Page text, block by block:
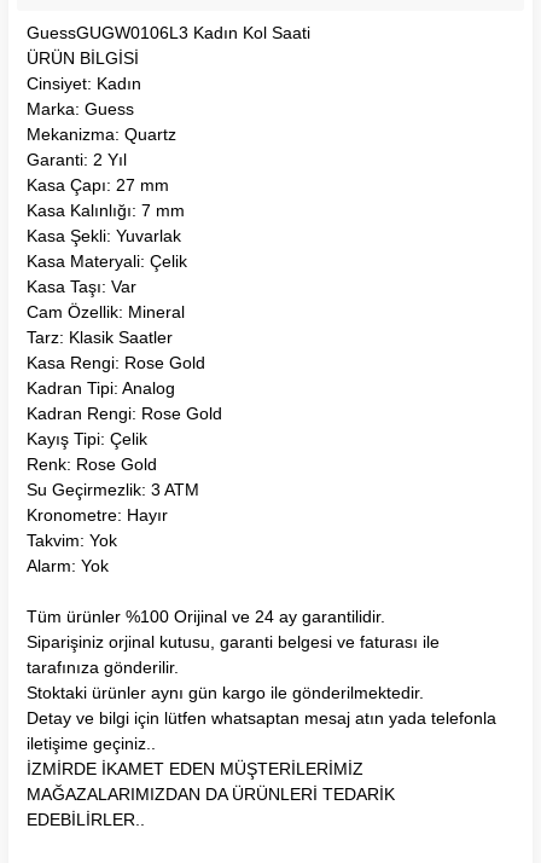
GuessGUGW0106L3 Kadın Kol Saati
ÜRÜN BİLGİSİ
Cinsiyet: Kadın
Marka: Guess
Mekanizma: Quartz
Garanti: 2 Yıl
Kasa Çapı: 27 mm
Kasa Kalınlığı: 7 mm
Kasa Şekli: Yuvarlak
Kasa Materyali: Çelik
Kasa Taşı: Var
Cam Özellik: Mineral
Tarz: Klasik Saatler
Kasa Rengi: Rose Gold
Kadran Tipi: Analog
Kadran Rengi: Rose Gold
Kayış Tipi: Çelik
Renk: Rose Gold
Su Geçirmezlik: 3 ATM
Kronometre: Hayır
Takvim: Yok
Alarm: Yok
Tüm ürünler %100 Orijinal ve 24 ay garantilidir.
Siparişiniz orjinal kutusu, garanti belgesi ve faturası ile
tarafınıza gönderilir.
Stoktaki ürünler aynı gün kargo ile gönderilmektedir.
Detay ve bilgi için lütfen whatsaptan mesaj atın yada telefonla
iletişime geçiniz..
İZMİRDE İKAMET EDEN MÜŞTERİLERİMİZ
MAĞAZALARIMIZDAN DA ÜRÜNLERİ TEDARİK
EDEBİLİRLER..